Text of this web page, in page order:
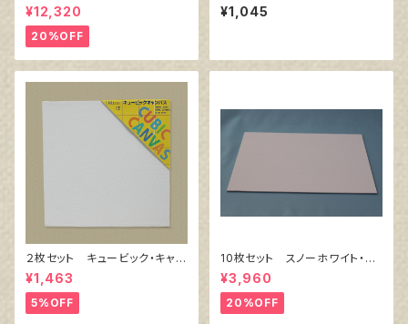
ンバス白（縦200㎜×横200㎜×
厚38㎜）
¥12,320
20%OFF
00㎜×横300㎜×厚38㎜）
¥1,045
２枚セット キュービック・キャン
バス白（縦200㎜×横200㎜×厚
38㎜）
¥1,463
5%OFF
10枚セット スノーホワイト・キ
ャンバスボード F4 サイズ
333㎜x242㎜
¥3,960
20%OFF